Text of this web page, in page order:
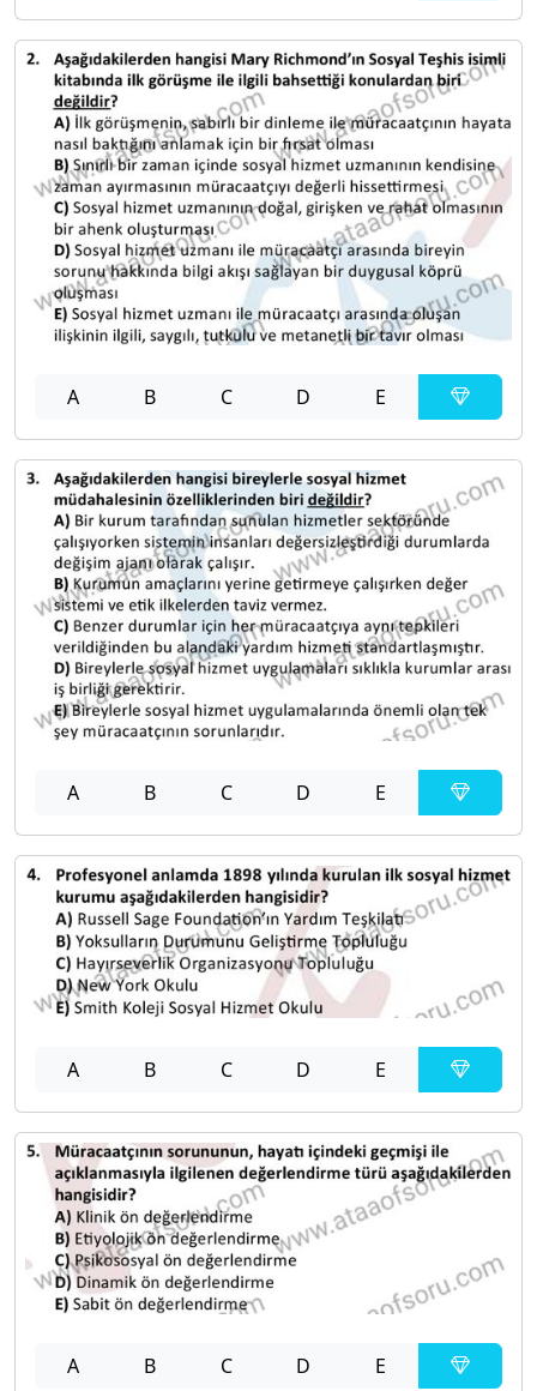
A B C D E
A B C D E
A B C D E
A B C D E